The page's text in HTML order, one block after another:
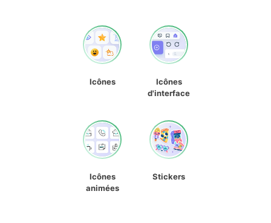
Icônes
Icônes
d'interface
Icônes
animées
Stickers